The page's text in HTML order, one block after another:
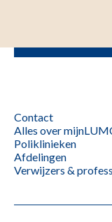
Contact
Alles over
Poliklinieken
Afdelingen
Verwijzers &